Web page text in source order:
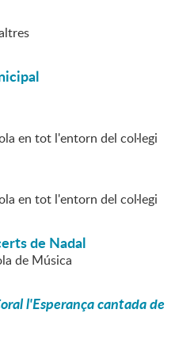
en tot l'entorn del col·legi
en tot l'entorn del col·legi
de Nadal
de Música
l'Esperança cantada de